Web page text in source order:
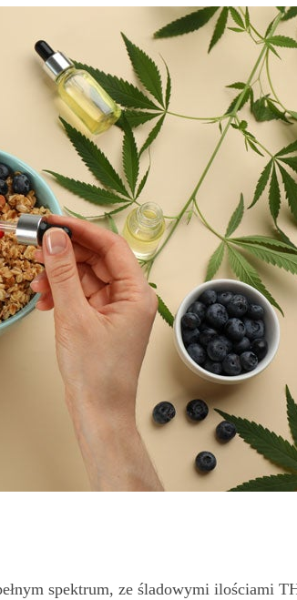
spektrum, ze śladowymi ilościami